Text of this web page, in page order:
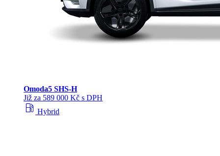
Omoda5 SHS‑H
Již za 589 000 Kč s DPH
local_gas_station Hybrid